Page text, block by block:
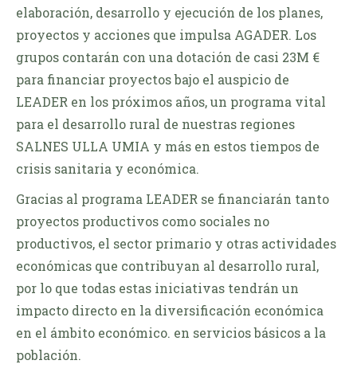
elaboración, desarrollo y ejecución de los planes,
proyectos y acciones que impulsa AGADER. Los
grupos contarán con una dotación de casi 23M €
para financiar proyectos bajo el auspicio de
LEADER en los próximos años, un programa vital
para el desarrollo rural de nuestras regiones
SALNES ULLA UMIA y más en estos tiempos de
crisis sanitaria y económica.
Gracias al programa LEADER se financiarán tanto
proyectos productivos como sociales no
productivos, el sector primario y otras actividades
económicas que contribuyan al desarrollo rural,
por lo que todas estas iniciativas tendrán un
impacto directo en la diversificación económica
en el ámbito económico. en servicios básicos a la
población.